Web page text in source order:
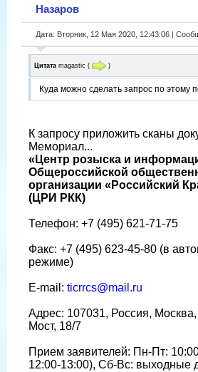
Назаров
Дата: Вторник, 12 Мая 2020, 12:43:06 |
Цитата magastic ( )
Куда можно сделать запрос по этому
К запросу приложить сканы
Мемориал...
«Центр розыска и
Общероссийской
организации «Российский
(ЦРИ РКК)
Телефон: +7 (495) 621-71-75
Факс: +7 (495) 623-45-80 (в
режиме)
E-mail: ticrrcs@mail.ru
Адрес: 107031, Россия, Москва,
Мост, 18/7
Прием заявителей: Пн-Пт:
12:00-13:00), Сб-Вс: выходные